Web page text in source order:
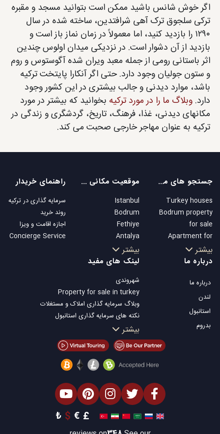
اگر خوش شانس باشید ممکن است بتوانید مسجد و مقبره
ترکی سلجوق ترک آهی شرافتدین، ساخته شده در سال
۱۲۹۰ را بازدید کنید، اما معمولاً در زمان نماز باز است و
بازدید از آن دشوار است. در نزدیکی میدان اولوس چندین
اثر باستانی رومی از جمله معبد ویران شده آگوستوس و روم
و ستون جولیان وجود دارد. حتی اگر آنکارا پایتخت ترکیه
باشد، موارد دیدنی و جالب بیشتری در این کشور وجود
دارد. وبلاگ ما را در مورد ترکیه بخوانید که بیشتر در مورد
مکانهای دیدنی، غذا، فرهنگ، تاریخ، گردشگری و زندگی در
ترکیه به عنوان مهاجر خارجی صحبت می کند.
جستجو های محبوب
Turkey houses
Bodrum property
for sale
Apartment for
sale in Istanbul
Istanbul Villas
Apartment for
sale in Antalya
Antalya homes
بیشتر
موقعیت مکانی های محبوب
Istanbul
Bodrum
Fethiye
Antalya
Kalkan
Alanya
Bursa
Gocek
Side
Kemer
Dalyan
Izmir
Belek
بیشتر
راهنمای خریدار
سرمایه گذاری در ترکیه
روند خرید
اجازه اقامت و ویزا
Concierge Service
درباره ما
درباره ما
لندن
استانبول
بدروم
لینک های مفید
شهروندی
Property for sale in turkey
وبلاگ سرمایه گذاری املاک و مستغلات
نکته های سرمایه گذاری استانبول
تلویزیون Property Turkey
املاک مناسب سرمایه گذاری استانبول
فروش ملک شما
املاک توافقی
املاک لوکس
املاک مناسب سرمایه گذاری
بیشتر
£
€
$
₺